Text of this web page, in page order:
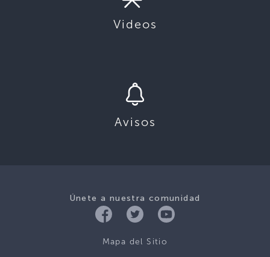
Videos
Avisos
Únete a nuestra comunidad
Mapa del Sitio